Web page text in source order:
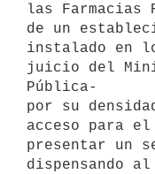
las Farmacias
de un
instalado en
juicio del
Pública-
por su
acceso para
presentar un
dispensando